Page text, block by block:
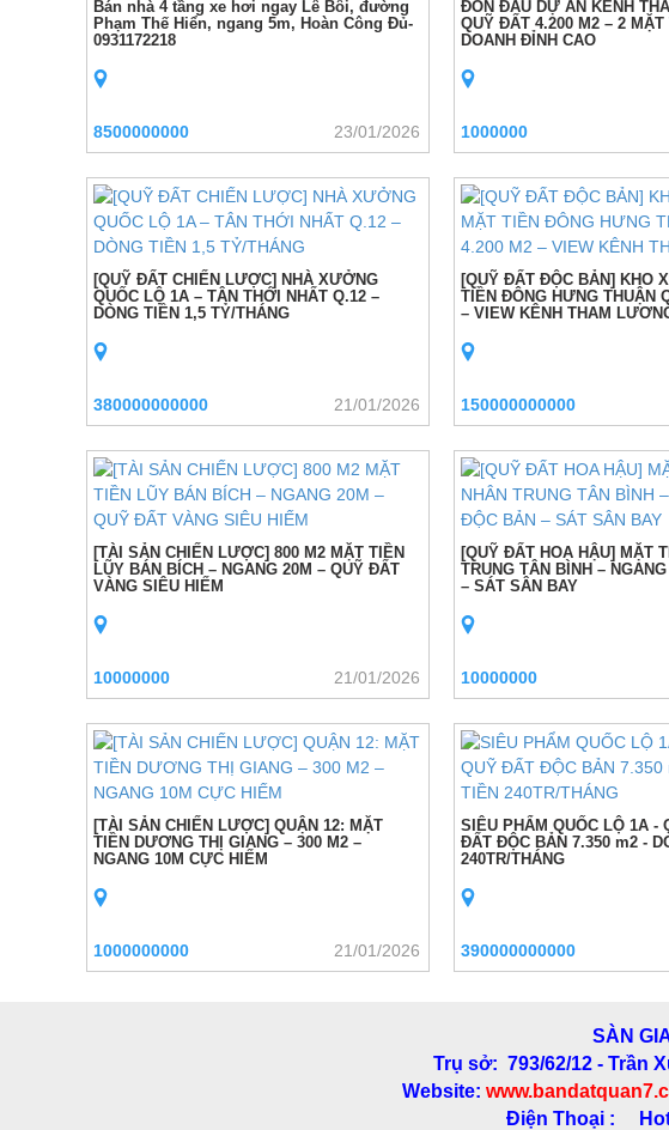
Bán nhà 4 tầng xe hơi ngay Lê Bôi, đường
Phạm Thế Hiển, ngang 5m, Hoàn Công Đủ-
0931172218
8500000000 23/01/2026
ĐÓN ĐẦU DỰ ÁN KÊNH
QUỸ ĐẤT 4.200 M2 – 2 MẶT
DOANH ĐỈNH CAO
1000000
[QUỸ ĐẤT CHIẾN LƯỢC] NHÀ XƯỞNG
QUỐC LỘ 1A – TÂN THỚI NHẤT Q.12 –
DÒNG TIỀN 1,5 TỶ/THÁNG
380000000000 21/01/2026
[QUỸ ĐẤT ĐỘC BẢN] KHO
TIỀN ĐÔNG HƯNG THUẬN
– VIEW KÊNH THAM
150000000000
[TÀI SẢN CHIẾN LƯỢC] 800 M2 MẶT TIỀN
LŨY BÁN BÍCH – NGANG 20M – QUỸ ĐẤT
VÀNG SIÊU HIẾM
10000000 21/01/2026
[QUỸ ĐẤT HOA HẬU] MẶT
TRUNG TÂN BÌNH –
– SÁT SÂN BAY
10000000
[TÀI SẢN CHIẾN LƯỢC] QUẬN 12: MẶT
TIỀN DƯƠNG THỊ GIANG – 300 M2 –
NGANG 10M CỰC HIẾM
1000000000 21/01/2026
SIÊU PHẨM QUỐC LỘ 1A -
ĐẤT ĐỘC BẢN 7.350 m2 -
240TR/THÁNG
390000000000
SÀN
Trụ sở: 793/62/12 - Trần
Website:
Điện Thoại :